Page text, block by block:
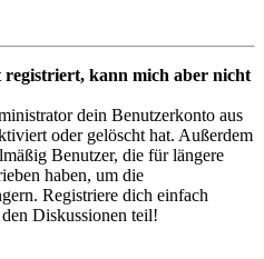
kann mich aber nicht
dein Benutzerkonto aus
oder gelöscht hat. Außerdem
Benutzer, die für längere
haben, um die
Registriere dich einfach
Diskussionen teil!